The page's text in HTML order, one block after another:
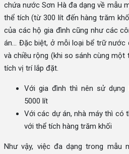
chứa nước Sơn Hà đa dạng về mẫu
thể tích (từ 300 lít đến hàng trăm
của các hộ gia đình cũng như các
án... Đặc biệt, ở mỗi loại bể trữ nước
và chiều rộng (khi so sánh cùng một
tích vị trí lắp đặt.
Với gia đình thì nên sử dụng
5000 lít
Với các dự án, nhà máy thì có
với thể tích hàng trăm khối
Như vậy, việc đa dạng trong mẫu